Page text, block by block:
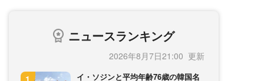
ニュースランキング
2026年8月7日21:00
イ・ソジンと平均年齢76歳の韓国名